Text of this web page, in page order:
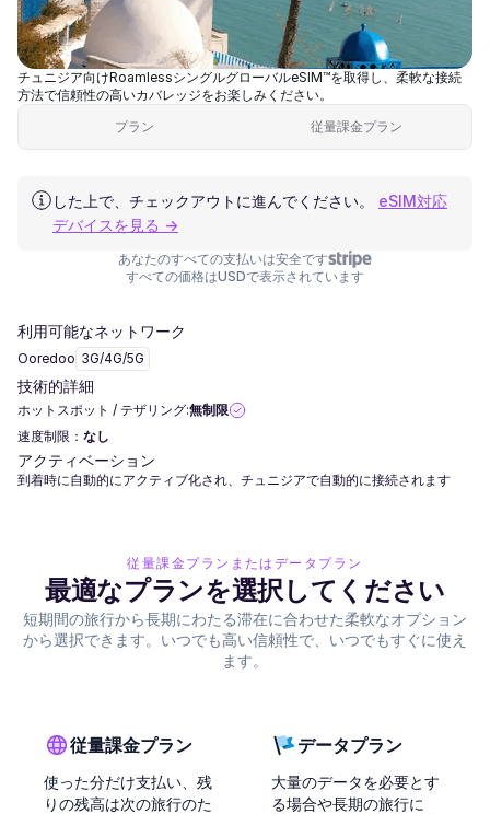
チュニジア向けRoamlessシングルグローバルeSIM™を取得し、柔軟な接続
方法で信頼性の高いカバレッジをお楽しみください。
プラン
従量課金プラン
した上で、チェックアウトに進んでください。
eSIM対応
デバイスを見る →
あなたのすべての支払いは安全です
すべての価格はUSDで表示されています
利用可能なネットワーク
Ooredoo 3G/4G/5G
技術的詳細
ホットスポット / テザリング:無制限
速度制限： なし
アクティベーション
到着時に自動的にアクティブ化され、チュニジアで自動的に接続されます
従量課金プランまたはデータプラン
最適なプランを選択してください
短期間の旅行から長期にわたる滞在に合わせた柔軟なオプション
から選択できます。いつでも高い信頼性で、いつでもすぐに使え
ます。
従量課金プラン
使った分だけ支払い、残
りの残高は次の旅行のた
データプラン
大量のデータを必要とす
る場合や長期の旅行に